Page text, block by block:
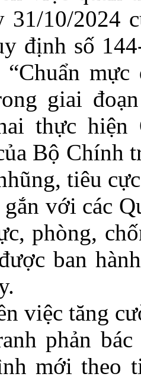
31/10/2024
định số
mực
giai
thực hiện
Bộ Chính
tiêu
gắn với các
phòng,
ban
việc tăng
phản
mới theo